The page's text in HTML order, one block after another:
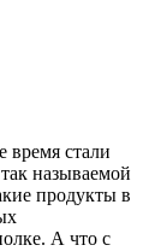
время стали
называемой
продукты в
А что с